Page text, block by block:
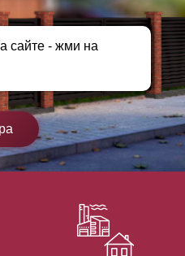
сайте - жми на